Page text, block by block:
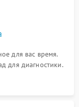
для вас время.
для диагностики.